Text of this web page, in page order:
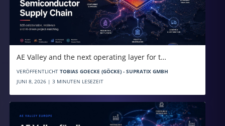
AE Valley and the next operating layer for t…
VERÖFFENTLICHT TOBIAS GOECKE (GÖCKE) - SUPRATIX GMBH
JUNI 8, 2026 | 3 MINUTEN LESEZEIT